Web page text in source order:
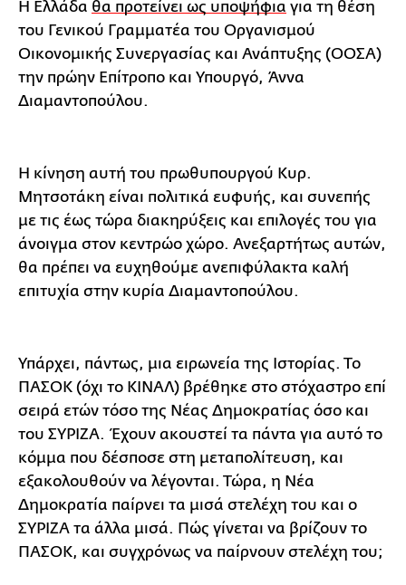
Η Ελλάδα θα προτείνει ως υποψήφια για τη θέση
του Γενικού Γραμματέα του Οργανισμού
Οικονομικής Συνεργασίας και Ανάπτυξης (ΟΟΣΑ)
την πρώην Επίτροπο και Υπουργό, Άννα
Διαμαντοπούλου.
Η κίνηση αυτή του πρωθυπουργού Κυρ.
Μητσοτάκη είναι πολιτικά ευφυής, και συνεπής
με τις έως τώρα διακηρύξεις και επιλογές του για
άνοιγμα στον κεντρώο χώρο. Ανεξαρτήτως αυτών,
θα πρέπει να ευχηθούμε ανεπιφύλακτα καλή
επιτυχία στην κυρία Διαμαντοπούλου.
Υπάρχει, πάντως, μια ειρωνεία της Ιστορίας. Το
ΠΑΣΟΚ (όχι το ΚΙΝΑΛ) βρέθηκε στο στόχαστρο επί
σειρά ετών τόσο της Νέας Δημοκρατίας όσο και
του ΣΥΡΙΖΑ. Έχουν ακουστεί τα πάντα για αυτό το
κόμμα που δέσποσε στη μεταπολίτευση, και
εξακολουθούν να λέγονται. Τώρα, η Νέα
Δημοκρατία παίρνει τα μισά στελέχη του και ο
ΣΥΡΙΖΑ τα άλλα μισά. Πώς γίνεται να βρίζουν το
ΠΑΣΟΚ, και συγχρόνως να παίρνουν στελέχη του;